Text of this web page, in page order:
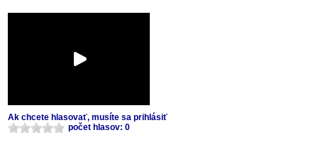
Ak chcete hlasovať, musíte sa prihlásiť
počet hlasov: 0